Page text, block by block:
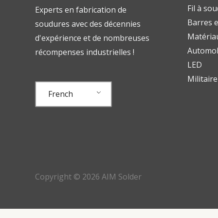
Experts en fabrication de
soudures avec des décennies
d'expérience et de nombreuses
récompenses industrielles !
French
Fil à
Barres
LED
Copyright © 2026 AIM Solder